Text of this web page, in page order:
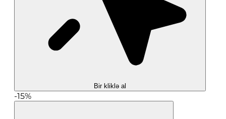
Bir kliklə al
-15%